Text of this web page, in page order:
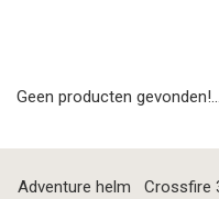
Geen producten gevonden!...
Adventure helm Crossfire